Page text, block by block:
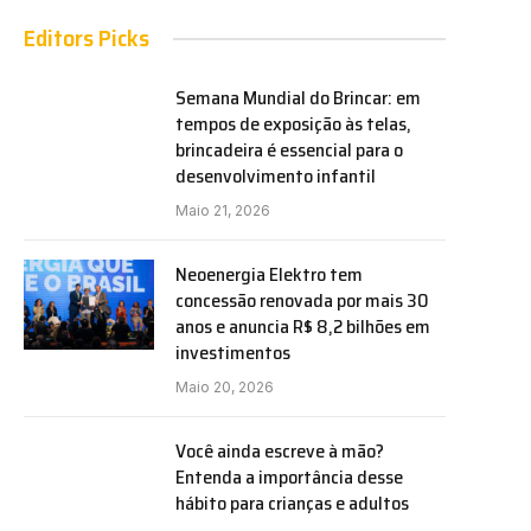
Editors Picks
Semana Mundial do Brincar: em
tempos de exposição às telas,
brincadeira é essencial para o
desenvolvimento infantil
Maio 21, 2026
Neoenergia Elektro tem
concessão renovada por mais 30
anos e anuncia R$ 8,2 bilhões em
investimentos
Maio 20, 2026
Você ainda escreve à mão?
Entenda a importância desse
hábito para crianças e adultos